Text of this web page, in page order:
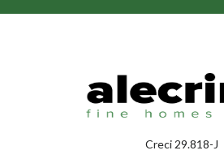
Creci 29.818-J